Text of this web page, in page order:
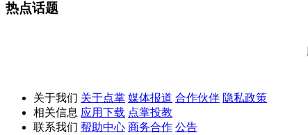
热点话题
关于我们 关于点掌 媒体报道 合作伙伴 隐私政策
相关信息 应用下载 点掌投教
联系我们 帮助中心 商务合作 公告